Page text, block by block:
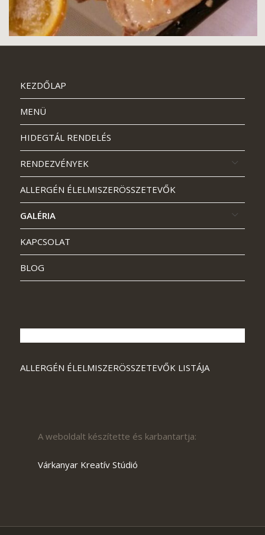
KEZDŐLAP
MENÜ
HIDEGTÁL RENDELÉS
RENDEZVÉNYEK
ALLERGÉN ÉLELMISZERÖSSZETEVŐK
GALÉRIA
KAPCSOLAT
BLOG
ALLERGÉN ÉLELMISZERÖSSZETEVŐK LISTÁJA
A weboldalt készítette és karbantartja:
Várkanyar Kreatív Stúdió